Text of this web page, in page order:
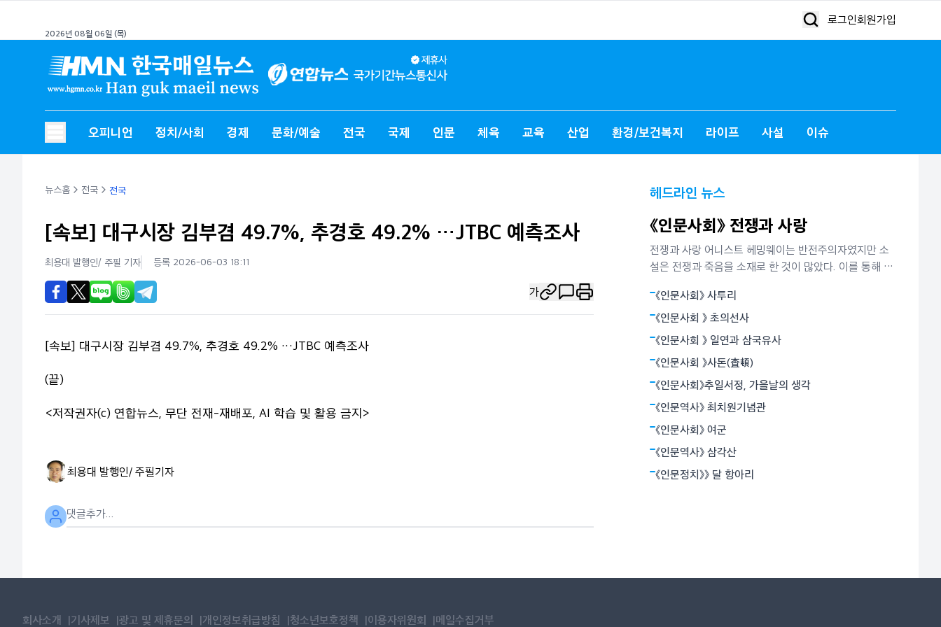
2026년 08월 06일 (목)
로그인회원가입
오피니언 정치/사회 경제 문화/예술 전국 국제 인문 체육 교육 산업 환경/보건복지 라이프 사설 이슈
뉴스홈 전국 전국
[속보] 대구시장 김부겸 49.7%, 추경호 49.2% …JTBC 예측조사
최용대 발행인/ 주필 기자 등록 2026-06-03 18:11
가
[속보] 대구시장 김부겸 49.7%, 추경호 49.2% …JTBC 예측조사
(끝)
<저작권자(c) 연합뉴스, 무단 전재-재배포, AI 학습 및 활용 금지>
최용대 발행인/ 주필기자
헤드라인 뉴스
《인문사회》 전쟁과 사랑
전쟁과 사랑 어니스트 헤밍웨이는 반전주의자였지만 소
설은 전쟁과 죽음을 소재로 한 것이 많았다. 이를 통해 그
지언정 결코 굴복하지 않는다는 철학이었다. 그는 그것이
용기로 죽음과 대면함으로써 가능하다고 믿었다. 그의 장
편 ‘누구를 위하여 종을 울리나’는 1937년 파시스트 정권
《인문사회》 사투리
《인문사회 》 초의선사
《인문사회 》 일연과 삼국유사
《인문사회 》사돈(査頓)
《인문사회》추일서정, 가을날의 생각
《인문역사》 최치원기념관
《인문사회》 여군
《인문역사》 삼각산
《인문정치》》 달 항아리
회사소개 기사제보 광고 및 제휴문의 개인정보취급방침 청소년보호정책 이용자위원회 메일수집거부